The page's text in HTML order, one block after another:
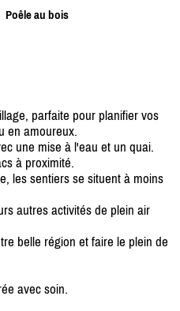
Poêle au bois
parfaite pour planifier vos
en amoureux.
une mise à l'eau et un quai.
à proximité.
les sentiers se situent à moins
autres activités de plein air
belle région et faire le plein de
avec soin.